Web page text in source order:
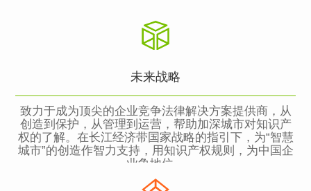
未来战略
致力于成为顶尖的企业竞争法律解决方案提供商，从
创造到保护，从管理到运营，帮助加深城市对知识产
权的了解。在长江经济带国家战略的指引下，为“智慧
城市”的创造作智力支持，用知识产权规则，为中国企
业争地位。